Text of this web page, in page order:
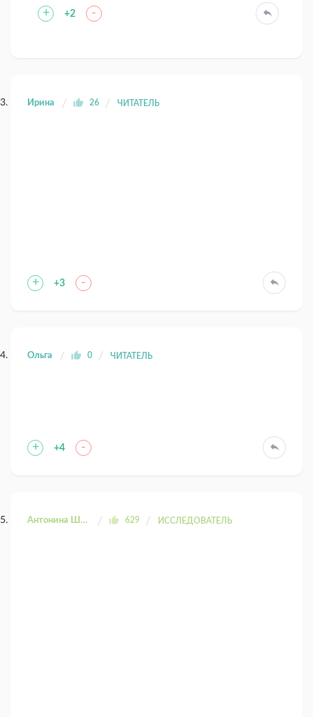
+ +2 -
Ирина 26 ЧИТАТЕЛЬ
+ +3 -
Ольга 0 ЧИТАТЕЛЬ
+ +4 -
Антонина Шахтаренко 629 ИССЛЕДОВАТЕЛЬ